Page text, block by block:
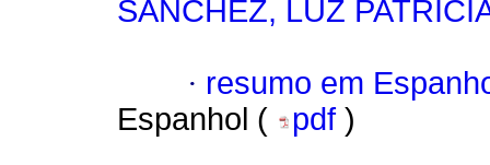
SÁNCHEZ, LUZ
· resumo em
Espanhol (
pdf )